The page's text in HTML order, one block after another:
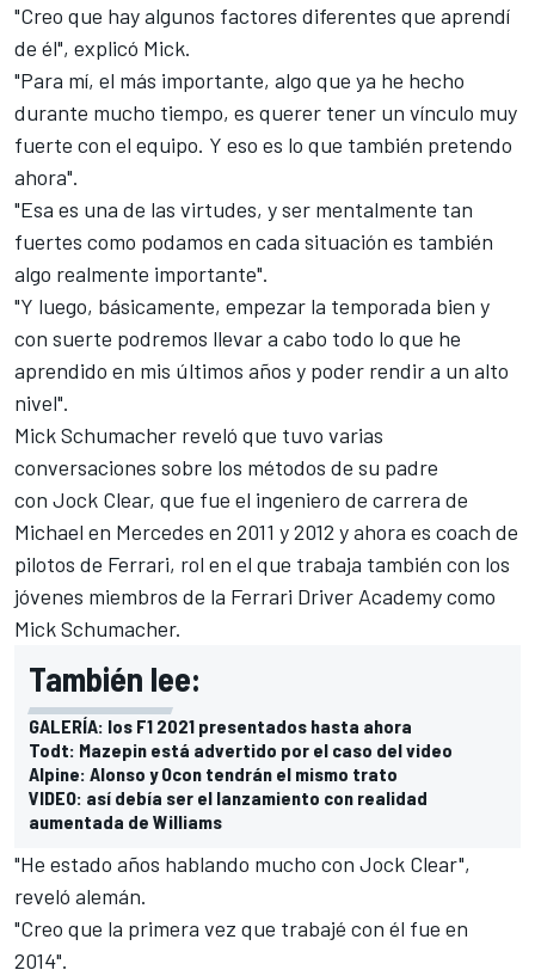
"Creo que hay algunos factores diferentes que aprendí
de él", explicó Mick.
"Para mí, el más importante, algo que ya he hecho
durante mucho tiempo, es querer tener un vínculo muy
fuerte con el equipo. Y eso es lo que también pretendo
ahora".
"Esa es una de las virtudes, y ser mentalmente tan
fuertes como podamos en cada situación es también
algo realmente importante".
"Y luego, básicamente, empezar la temporada bien y
con suerte podremos llevar a cabo todo lo que he
aprendido en mis últimos años y poder rendir a un alto
nivel".
Mick Schumacher reveló que tuvo varias
conversaciones sobre los métodos de su padre
con Jock Clear, que fue el ingeniero de carrera de
Michael en Mercedes en 2011 y 2012 y ahora es coach de
pilotos de Ferrari, rol en el que trabaja también con los
jóvenes miembros de la Ferrari Driver Academy como
Mick Schumacher.
También lee:
GALERÍA: los F1 2021 presentados hasta ahora
Todt: Mazepin está advertido por el caso del video
Alpine: Alonso y Ocon tendrán el mismo trato
VIDEO: así debía ser el lanzamiento con realidad
aumentada de Williams
"He estado años hablando mucho con Jock Clear",
reveló alemán.
"Creo que la primera vez que trabajé con él fue en
2014".